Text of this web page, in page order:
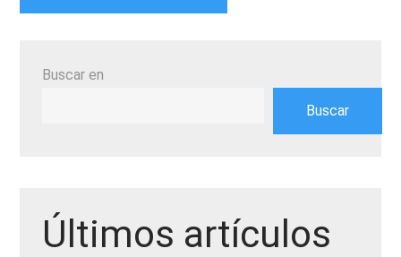
Buscar en
Buscar
Últimos artículos